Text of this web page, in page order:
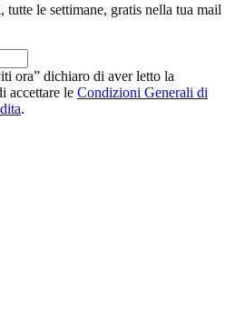
le settimane, gratis nella tua mail
ora” dichiaro di aver letto la
accettare le Condizioni Generali di
.